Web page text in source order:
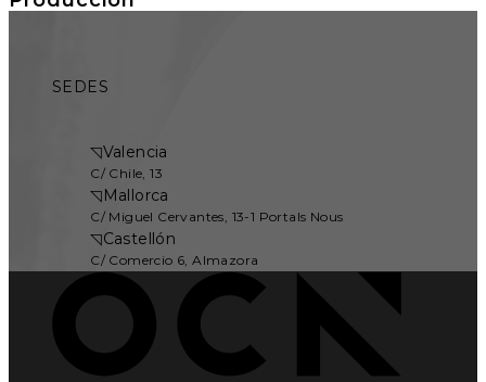
SEDES
◹Valencia
C/ Chile, 13
◹Mallorca
C/ Miguel Cervantes, 13-1 Portals Nous
◹Castellón
C/ Comercio 6, Almazora